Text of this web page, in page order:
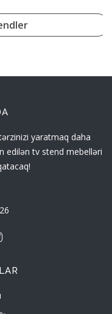
yaratmaq daha
edilən tv stend mebelləri